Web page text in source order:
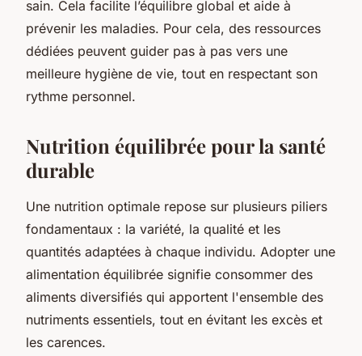
sain. Cela facilite l’équilibre global et aide à
prévenir les maladies. Pour cela, des ressources
dédiées peuvent guider pas à pas vers une
meilleure hygiène de vie, tout en respectant son
rythme personnel.
Nutrition équilibrée pour la santé
durable
Une nutrition optimale repose sur plusieurs piliers
fondamentaux : la variété, la qualité et les
quantités adaptées à chaque individu. Adopter une
alimentation équilibrée signifie consommer des
aliments diversifiés qui apportent l'ensemble des
nutriments essentiels, tout en évitant les excès et
les carences.